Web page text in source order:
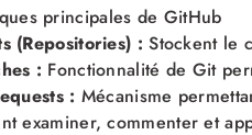
principales de GitHub
(Repositories) :Stockent le
: Fonctionnalité de Git
: Mécanisme
examiner, commenter et